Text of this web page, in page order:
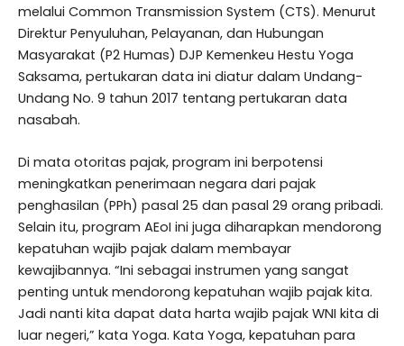
melalui Common Transmission System (CTS). Menurut
Direktur Penyuluhan, Pelayanan, dan Hubungan
Masyarakat (P2 Humas) DJP Kemenkeu Hestu Yoga
Saksama, pertukaran data ini diatur dalam Undang-
Undang No. 9 tahun 2017 tentang pertukaran data
nasabah.
Di mata otoritas pajak, program ini berpotensi
meningkatkan penerimaan negara dari pajak
penghasilan (PPh) pasal 25 dan pasal 29 orang pribadi.
Selain itu, program AEoI ini juga diharapkan mendorong
kepatuhan wajib pajak dalam membayar
kewajibannya. “Ini sebagai instrumen yang sangat
penting untuk mendorong kepatuhan wajib pajak kita.
Jadi nanti kita dapat data harta wajib pajak WNI kita di
luar negeri,” kata Yoga. Kata Yoga, kepatuhan para